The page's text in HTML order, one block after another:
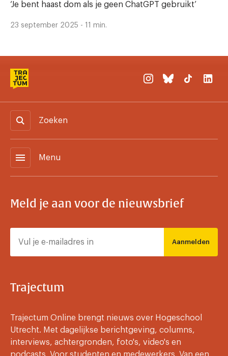
‘Je bent haast dom als je geen ChatGPT gebruikt’
23 september 2025 - 11 min.
Zoeken
menu Menu
Meld je aan voor de nieuwsbrief
Aanmelden
Trajectum
Trajectum Online brengt nieuws over Hogeschool
Utrecht. Met dagelijkse berichtgeving, columns,
interviews, achtergronden, foto's, video's en